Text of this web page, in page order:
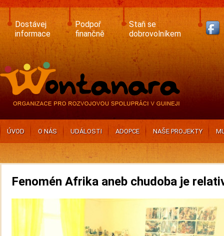
Skip
main
content
Dostávej
informace
Podpoř
finančně
Staň se
dobrovolníkem
ÚVOD O NÁS UDÁLOSTI ADOPCE NAŠE PROJEKTY
Fenomén Afrika aneb chudoba je